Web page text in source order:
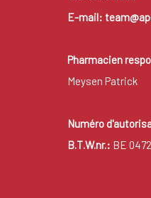
E-mail:
Pharmacien
Meysen Patrick
Numéro
B.T.W.nr.: BE